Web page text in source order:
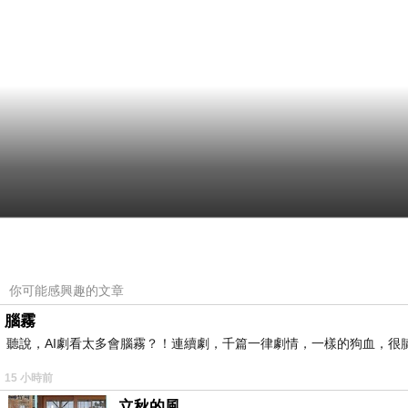
你可能感興趣的文章
腦霧
聽說，AI劇看太多會腦霧？！連續劇，千篇一律劇情，一樣的狗血，
15 小時前